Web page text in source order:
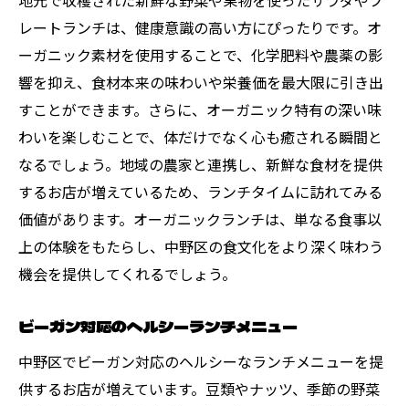
レートランチは、健康意識の高い方にぴったりです。オ
ーガニック素材を使用することで、化学肥料や農薬の影
響を抑え、食材本来の味わいや栄養価を最大限に引き出
すことができます。さらに、オーガニック特有の深い味
わいを楽しむことで、体だけでなく心も癒される瞬間と
なるでしょう。地域の農家と連携し、新鮮な食材を提供
するお店が増えているため、ランチタイムに訪れてみる
価値があります。オーガニックランチは、単なる食事以
上の体験をもたらし、中野区の食文化をより深く味わう
機会を提供してくれるでしょう。
ビーガン対応のヘルシーランチメニュー
中野区でビーガン対応のヘルシーなランチメニューを提
供するお店が増えています。豆類やナッツ、季節の野菜